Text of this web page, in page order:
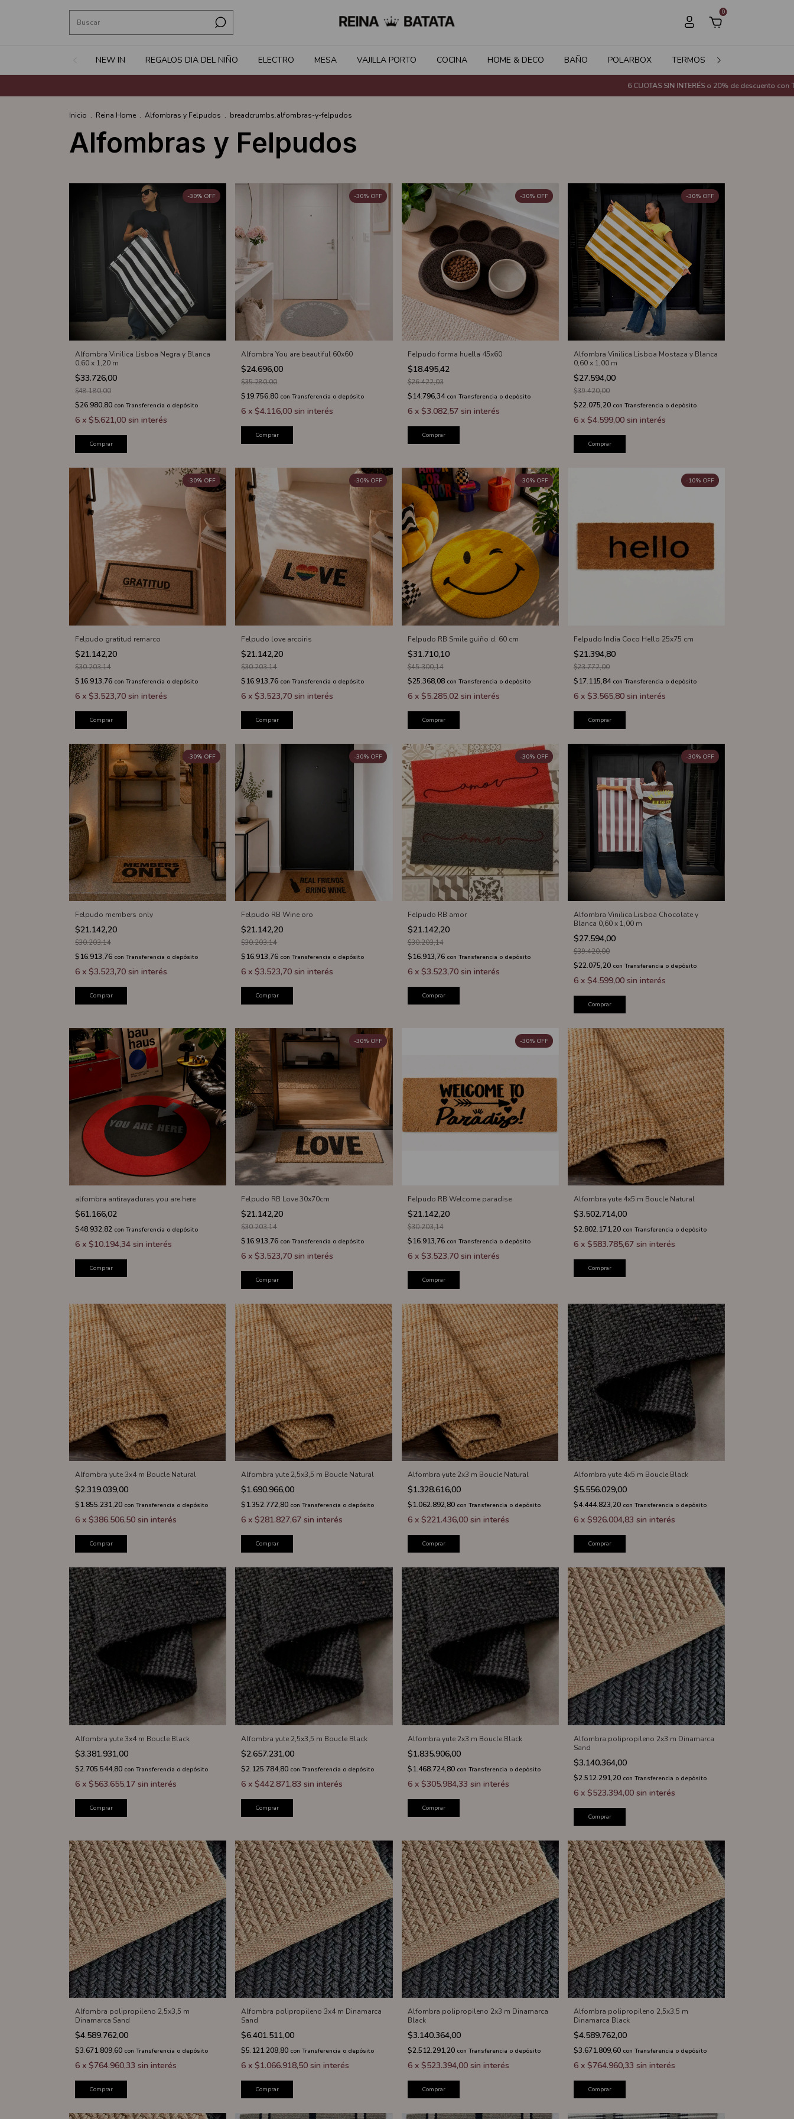
0
NEW IN REGALOS DIA DEL NIÑO ELECTRO MESA VAJILLA PORTO COCINA HOME & DECO BAÑO POLARBOX TERMOS
6 CUOTAS SIN INTERÉS o 20% de descuento con Transferencia
Inicio . Reina Home . Alfombras y Felpudos . breadcrumbs.alfombras-y-felpudos
Alfombras y Felpudos
Alfombra Vinilica Lisboa Negra y Blanca
0,60 x 1,20 m
$33.726,00
-30% OFF
$48.180,00
$26.980,80 con Transferencia o depósito
6 x $5.621,00 sin interés
Comprar
Alfombra You are beautiful 60x60
$24.696,00
-30% OFF
$35.280,00
$19.756,80 con Transferencia o depósito
6 x$4.116,00 sin interés
Comprar
Felpudo forma huella 45x60
$18.495,42
-30% OFF
$26.422,03
$14.796,34 con Transferencia o depósito
6 x $3.082,57 sin interés
Comprar
Alfombra Vinilica Lisboa Mostaza y Blanca
0,60 x 1,00 m
$27.594,00
-30% OFF
$39.420,00
$22.075,20 con Transferencia o depósito
6 x $4.599,00 sin interés
Comprar
Felpudo gratitud remarco
$21.142,20
-30% OFF
$30.203,14
$16.913,76 con Transferencia o depósito
6 x $3.523,70 sin interés
Comprar
Felpudo love arcoiris
$21.142,20
-30% OFF
$30.203,14
$16.913,76 con Transferencia o depósito
6 x$3.523,70 sin interés
Comprar
Felpudo RB Smile guiño d. 60 cm
$31.710,10
-30% OFF
$45.300,14
$25.368,08 con Transferencia o depósito
6 x $5.285,02 sin interés
Comprar
Felpudo India Coco Hello 25x75 cm
$21.394,80
-10% OFF
$23.772,00
$17.115,84 con Transferencia o depósito
6 x $3.565,80 sin interés
Comprar
Felpudo members only
$21.142,20
-30% OFF
$30.203,14
$16.913,76 con Transferencia o depósito
6 x $3.523,70 sin interés
Comprar
Felpudo RB Wine oro
$21.142,20
-30% OFF
$30.203,14
$16.913,76 con Transferencia o depósito
6 x$3.523,70 sin interés
Comprar
Felpudo RB amor
$21.142,20
-30% OFF
$30.203,14
$16.913,76 con Transferencia o depósito
6 x $3.523,70 sin interés
Comprar
Alfombra Vinilica Lisboa Chocolate y
Blanca 0,60 x 1,00 m
$27.594,00
-30% OFF
$39.420,00
$22.075,20 con Transferencia o depósito
6 x $4.599,00 sin interés
Comprar
alfombra antirayaduras you are here
$61.166,02
$48.932,82 con Transferencia o depósito
6 x $10.194,34 sin interés
Comprar
Felpudo RB Love 30x70cm
$21.142,20
-30% OFF
$30.203,14
$16.913,76 con Transferencia o depósito
6 x$3.523,70 sin interés
Comprar
Felpudo RB Welcome paradise
$21.142,20
-30% OFF
$30.203,14
$16.913,76 con Transferencia o depósito
6 x $3.523,70 sin interés
Comprar
Alfombra yute 4x5 m Boucle Natural
$3.502.714,00
$2.802.171,20 con Transferencia o depósito
6 x $583.785,67 sin interés
Comprar
Alfombra yute 3x4 m Boucle Natural
$2.319.039,00
$1.855.231,20 con Transferencia o depósito
6 x $386.506,50 sin interés
Comprar
Alfombra yute 2,5x3,5 m Boucle Natural
$1.690.966,00
$1.352.772,80 con Transferencia o depósito
6 x$281.827,67 sin interés
Comprar
Alfombra yute 2x3 m Boucle Natural
$1.328.616,00
$1.062.892,80 con Transferencia o depósito
6 x $221.436,00 sin interés
Comprar
Alfombra yute 4x5 m Boucle Black
$5.556.029,00
$4.444.823,20 con Transferencia o depósito
6 x $926.004,83 sin interés
Comprar
Alfombra yute 3x4 m Boucle Black
$3.381.931,00
$2.705.544,80 con Transferencia o depósito
6 x $563.655,17 sin interés
Comprar
Alfombra yute 2,5x3,5 m Boucle Black
$2.657.231,00
$2.125.784,80 con Transferencia o depósito
6 x$442.871,83 sin interés
Comprar
Alfombra yute 2x3 m Boucle Black
$1.835.906,00
$1.468.724,80 con Transferencia o depósito
6 x $305.984,33 sin interés
Comprar
Alfombra polipropileno 2x3 m Dinamarca
Sand
$3.140.364,00
$2.512.291,20 con Transferencia o depósito
6 x $523.394,00 sin interés
Comprar
Alfombra polipropileno 2,5x3,5 m
Dinamarca Sand
$4.589.762,00
$3.671.809,60 con Transferencia o depósito
6 x $764.960,33 sin interés
Comprar
Alfombra polipropileno 3x4 m Dinamarca
Sand
$6.401.511,00
$5.121.208,80 con Transferencia o depósito
6 x$1.066.918,50 sin interés
Comprar
Alfombra polipropileno 2x3 m Dinamarca
Black
$3.140.364,00
$2.512.291,20 con Transferencia o depósito
6 x $523.394,00 sin interés
Comprar
Alfombra polipropileno 2,5x3,5 m
Dinamarca Black
$4.589.762,00
$3.671.809,60 con Transferencia o depósito
6 x $764.960,33 sin interés
Comprar